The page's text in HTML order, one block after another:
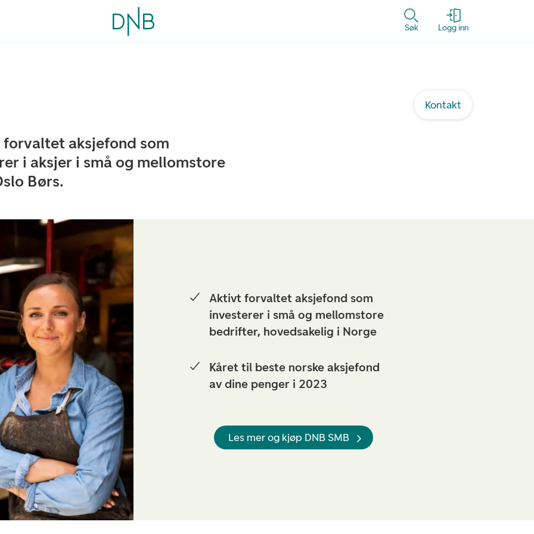
Søk Logg inn
Kontakt
aksjefond som
i aksjer i små og mellomstore
Børs.
Aktivt forvaltet aksjefond som
investerer i små og mellomstore
bedrifter, hovedsakelig i Norge
Kåret til beste norske aksjefond
av dine penger i 2023
Les mer og kjøp DNB SMB